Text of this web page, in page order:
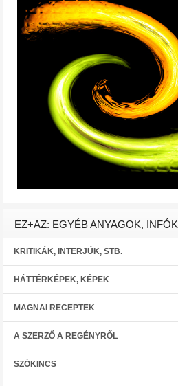
EZ+AZ: EGYÉB ANYAGOK, INFÓK
KRITIKÁK, INTERJÚK, STB.
HÁTTÉRKÉPEK, KÉPEK
MAGNAI RECEPTEK
A SZERZŐ A REGÉNYRŐL
SZÓKINCS